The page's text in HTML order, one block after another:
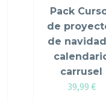
Pack
de
de
carrusel
Original
39,99 €